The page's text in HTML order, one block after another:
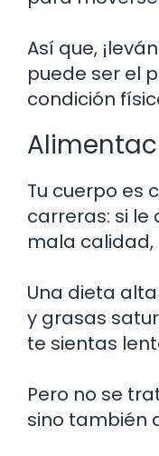
Así que,
puede ser el
condición
Tu cuerpo es
carreras: si
mala calidad,
Una dieta
y grasas
te sientas
Pero no se
sino también